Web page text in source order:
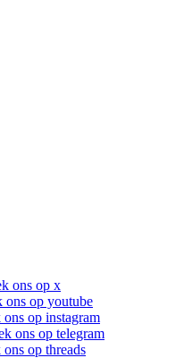
ons op x
ons op youtube
ons op instagram
ons op telegram
op threads